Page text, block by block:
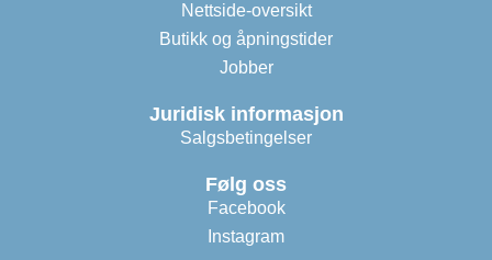
Nettside-oversikt
Butikk og åpningstider
Jobber
Juridisk informasjon
Salgsbetingelser
Følg oss
Facebook
Instagram